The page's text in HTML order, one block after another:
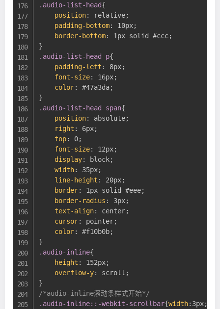
.audio-list-head{
position: relative;
padding-bottom: 10px;
border-bottom: 1px solid #ccc;
}
.audio-list-head p{
padding-left : 8px;
font-size: 16px;
color: #47a3da;
}
.audio-list-head span{
position: absolute;
right : 6px;
top: 0;
font-size: 12px;
display: block;
width: 35px;
line-height : 20px;
border: 1px solid #eee;
border-radius : 3px;
text-align: center;
cursor: pointer;
color: #f10b0b;
}
.audio-inline{
height : 152px;
overflow-y: scroll ;
}
/*audio-inline滚动条样式开始*/
.audio-inline::-webkit-scrollbar{width: 3px;